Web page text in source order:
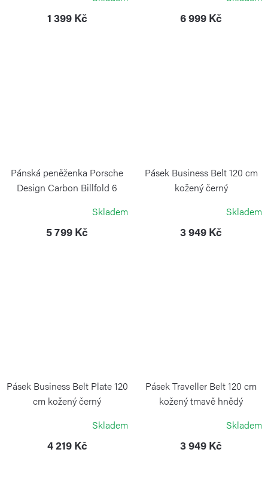
PORSCHE DESIGN
1 399 Kč
PORSCHE DESIGN
6 999 Kč
Pánská peněženka Porsche
Design Carbon Billfold 6
PORSCHE DESIGNSkladem
5 799 Kč
Pásek Business Belt 120 cm
kožený černý
Skladem
3 949 Kč
Pásek Business Belt Plate 120
cm kožený černý
Skladem
4 219 Kč
Pásek Traveller Belt 120 cm
kožený tmavě hnědý
Skladem
3 949 Kč